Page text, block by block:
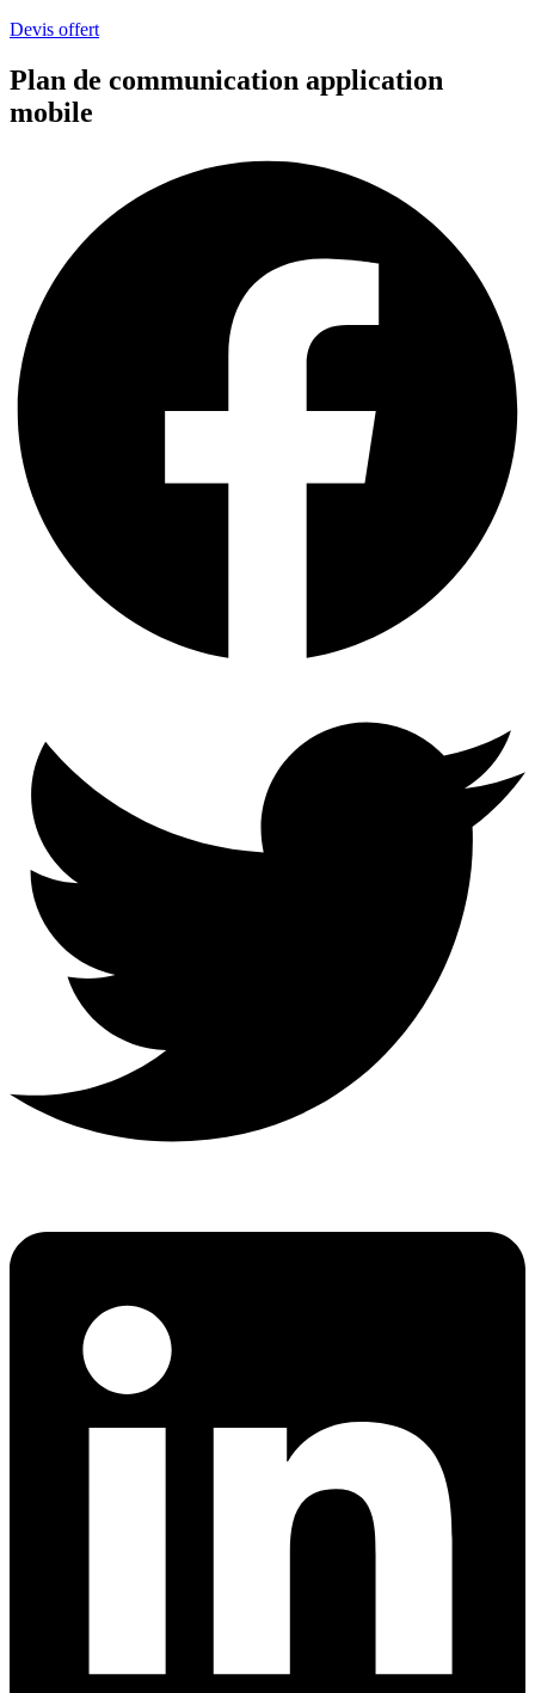
Devis offert
Plan de communication application
mobile